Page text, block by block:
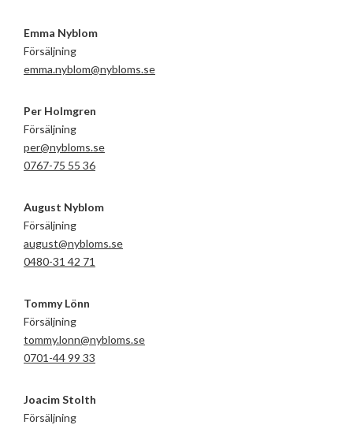
Emma Nyblom
Försäljning
emma.nyblom@nybloms.se
Per Holmgren
Försäljning
per@nybloms.se
0767-75 55 36
August Nyblom
Försäljning
august@nybloms.se
0480-31 42 71
Tommy Lönn
Försäljning
tommy.lonn@nybloms.se
0701-44 99 33
Joacim Stolth
Försäljning